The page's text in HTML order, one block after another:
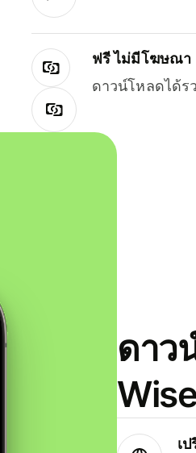
ฟรี ไม่มีโฆษณา
ดาวน์โหลดได้
ดาว
เ